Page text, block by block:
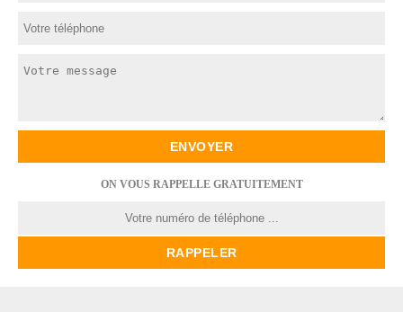
ON VOUS RAPPELLE GRATUITEMENT